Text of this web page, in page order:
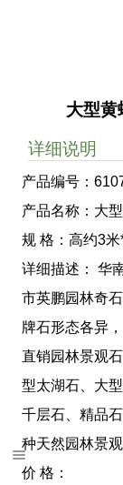
大型黄
详细说明
产品编号：
产品名称：大
规 格：高约3
详细描述： 华
市英鹏园林奇
牌石形态各异
直销园林景观
型太湖石、大
千层石、精品
种天然园林景
价 格：